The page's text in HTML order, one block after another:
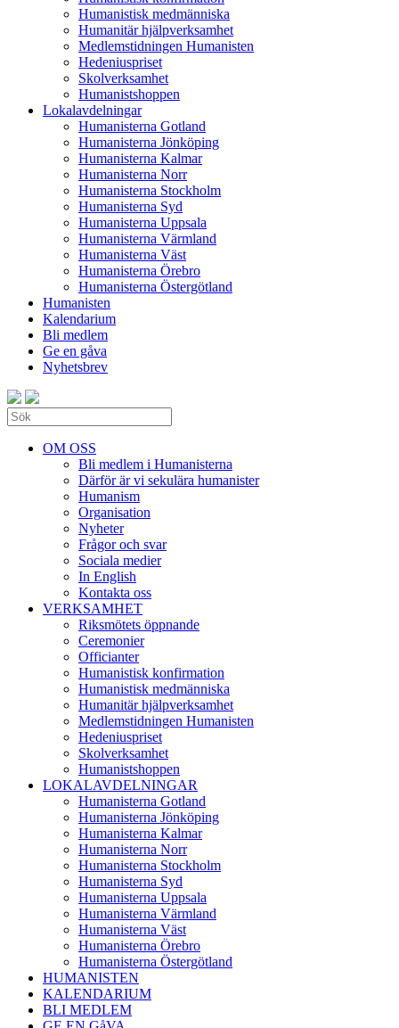
Humanistisk medmänniska
Humanitär hjälpverksamhet
Medlemstidningen Humanisten
Hedeniuspriset
Skolverksamhet
Humanistshoppen
Lokalavdelningar
Humanisterna Gotland
Humanisterna Jönköping
Humanisterna Kalmar
Humanisterna Norr
Humanisterna Stockholm
Humanisterna Syd
Humanisterna Uppsala
Humanisterna Värmland
Humanisterna Väst
Humanisterna Örebro
Humanisterna Östergötland
Humanisten
Kalendarium
Bli medlem
Ge en gåva
Nyhetsbrev
OM OSS
Bli medlem i Humanisterna
Därför är vi sekulära humanister
Humanism
Organisation
Nyheter
Frågor och svar
Sociala medier
In English
Kontakta oss
VERKSAMHET
Riksmötets öppnande
Ceremonier
Officianter
Humanistisk konfirmation
Humanistisk medmänniska
Humanitär hjälpverksamhet
Medlemstidningen Humanisten
Hedeniuspriset
Skolverksamhet
Humanistshoppen
LOKALAVDELNINGAR
Humanisterna Gotland
Humanisterna Jönköping
Humanisterna Kalmar
Humanisterna Norr
Humanisterna Stockholm
Humanisterna Syd
Humanisterna Uppsala
Humanisterna Värmland
Humanisterna Väst
Humanisterna Örebro
Humanisterna Östergötland
HUMANISTEN
KALENDARIUM
BLI MEDLEM